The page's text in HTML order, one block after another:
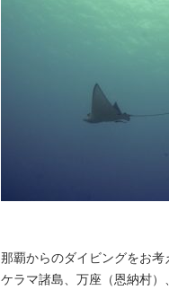
那覇からのダイビングをお考
ケラマ諸島、万座（恩納村）